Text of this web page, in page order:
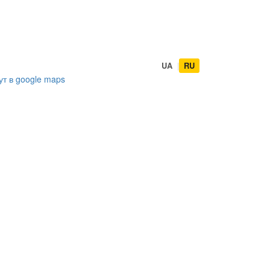
в google maps
UA | RU